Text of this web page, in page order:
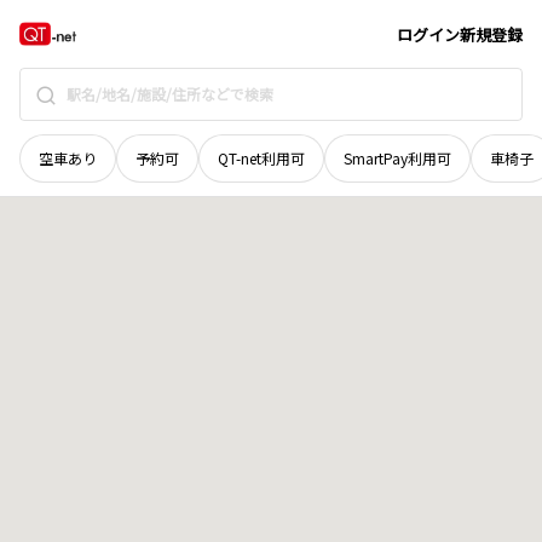
ログイン新規登録
空車あり 予約可 QT-net利用可 SmartPay利用可 車椅子
奈良県